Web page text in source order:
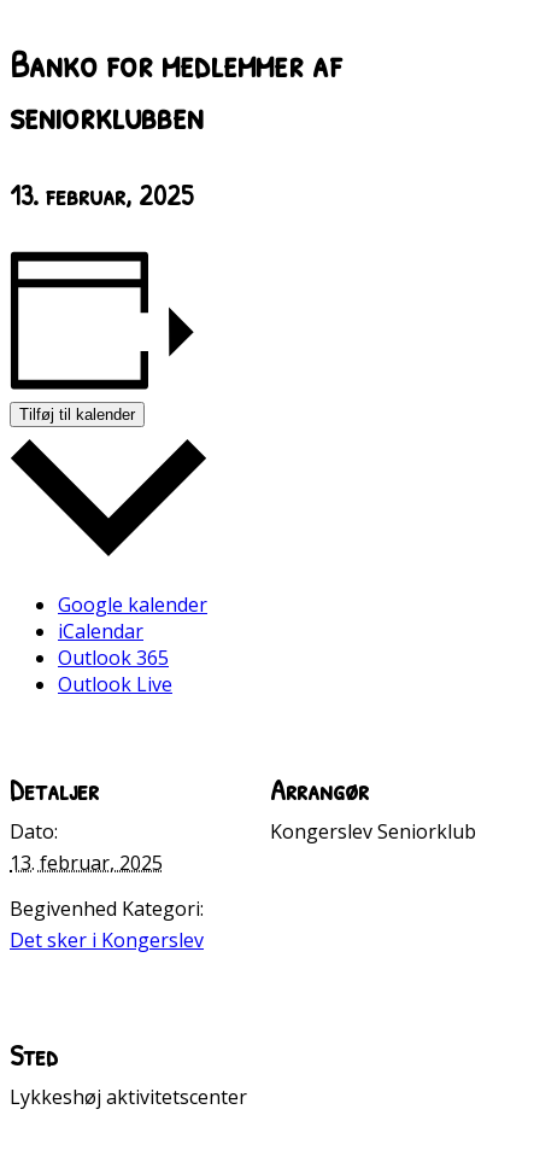
Banko for medlemmer af
seniorklubben
13. februar, 2025
Tilføj til kalender
Google kalender
iCalendar
Outlook 365
Outlook Live
Detaljer
Dato:
13. februar, 2025
Begivenhed Kategori:
Det sker i Kongerslev
Arrangør
Kongerslev Seniorklub
Sted
Lykkeshøj aktivitetscenter